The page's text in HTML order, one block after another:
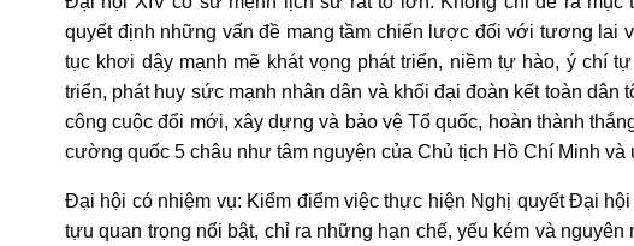
quyết định những vấn đề mang tầm chiến lược đối với tương lai
tục khơi dậy mạnh mẽ khát vọng phát triển, niềm tự hào, ý chí
triển, phát huy sức mạnh nhân dân và khối đại đoàn kết toàn
công cuộc đổi mới, xây dựng và bảo vệ Tổ quốc, hoàn thành
cường quốc 5 châu như tâm nguyện của Chủ tịch Hồ Chí Minh và
Đại hội có nhiệm vụ: Kiểm điểm việc thực hiện Nghị quyết Đại
tựu quan trọng nổi bật, chỉ ra những hạn chế, yếu kém và